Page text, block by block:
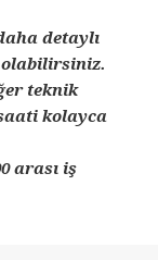
detaylı
teknik
kolayca
arası iş